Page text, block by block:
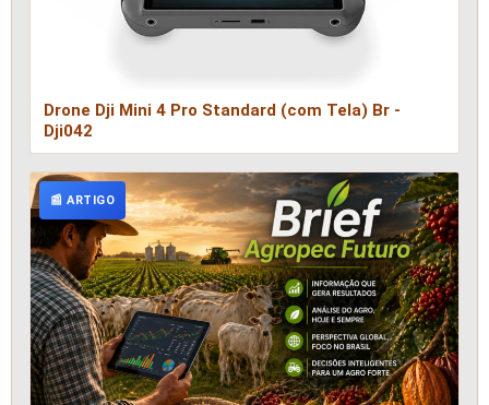
Drone Dji Mini 4 Pro Standard (com Tela) Br -
Dji042
📰 ARTIGO